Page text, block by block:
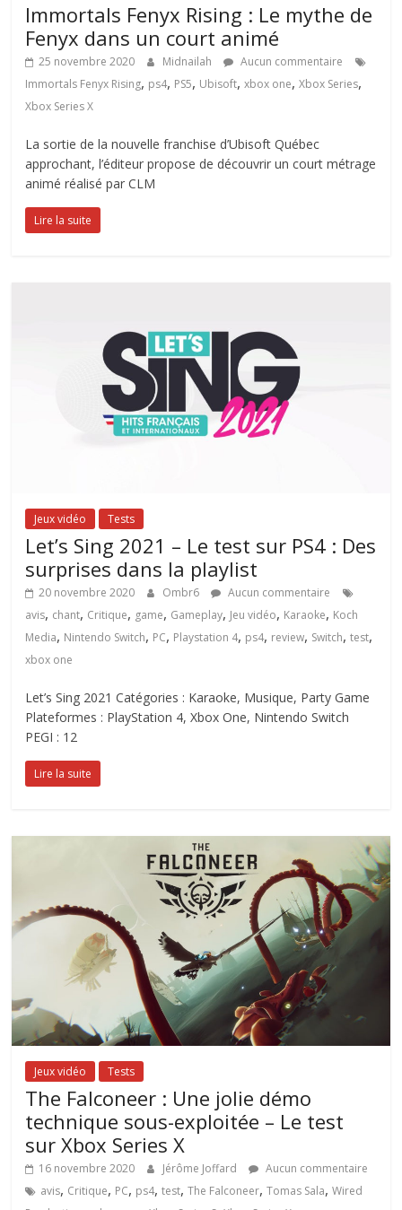
Immortals Fenyx Rising : Le mythe de
Fenyx dans un court animé
25 novembre 2020 Midnailah
Aucun commentaire
Immortals Fenyx Rising, ps4, PS5, Ubisoft,xbox one,Xbox Series,
Xbox Series X
La sortie de la nouvelle franchise d’Ubisoft Québec
approchant, l’éditeur propose de découvrir un court métrage
animé réalisé par CLM
Lire la suite
Jeux vidéo Tests
Let’s Sing 2021 – Le test sur PS4 : Des
surprises dans la playlist
20 novembre 2020 Ombr6
Aucun commentaire
avis, chant, Critique, game, Gameplay, Jeu vidéo, Karaoke, Koch
Media, Nintendo Switch, PC, Playstation 4, ps4, review, Switch,test,
xbox one
Let’s Sing 2021 Catégories : Karaoke, Musique, Party Game
Plateformes : PlayStation 4, Xbox One, Nintendo Switch
PEGI : 12
Lire la suite
Jeux vidéo Tests
The Falconeer : Une jolie démo
technique sous-exploitée – Le test
sur Xbox Series X
16 novembre 2020 Jérôme Joffard
Aucun commentaire
avis, Critique, PC, ps4,test,The Falconeer,Tomas Sala,Wired